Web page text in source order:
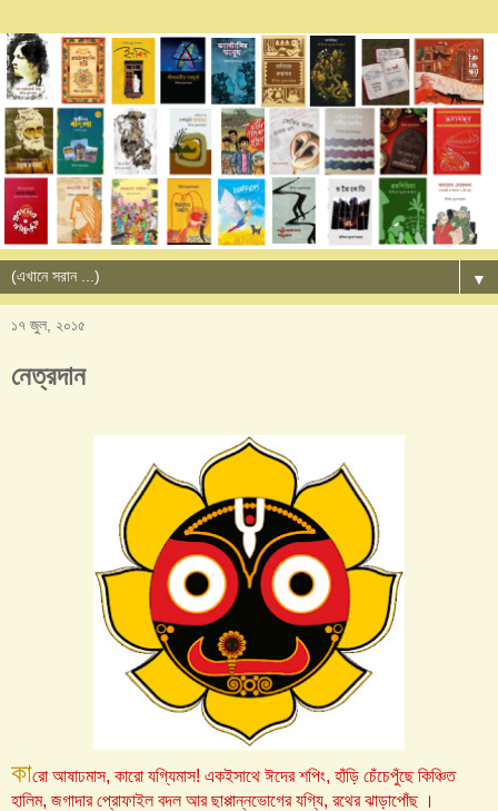
▼
১৭ জুল, ২০১৫
নেত্রদান
কারো আষাঢমাস, কারো যগ্যিমাস! এক‌ইসাথে ঈদের শপিং, হাঁড়ি চেঁচেপুঁছে কিঞ্চিত
হালিম, জগাদার প্রোফাইল বদল আর ছাপ্পান্নভোগের যগ্যি, রথের ঝাড়াপোঁছ ।